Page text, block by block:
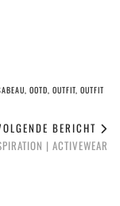
OOTD OUTFIT OUTFIT
BERICHT
| ACTIVEWEAR